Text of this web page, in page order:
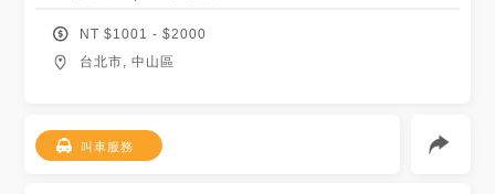
NT $1001 - $2000
台北市, 中山區
叫車服務